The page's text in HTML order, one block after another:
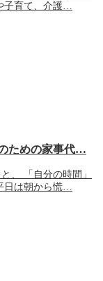
子育て、介護…
ための家事代…
、 「自分の時間」
日は朝から慌…